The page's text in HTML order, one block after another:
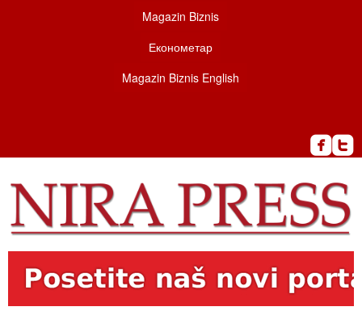
Magazin Biznis
Економетар
Magazin Biznis English